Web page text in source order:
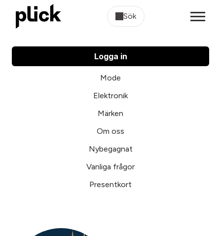
Sök
Logga in
Mode
Elektronik
Märken
Om oss
Nybegagnat
Vanliga frågor
Presentkort